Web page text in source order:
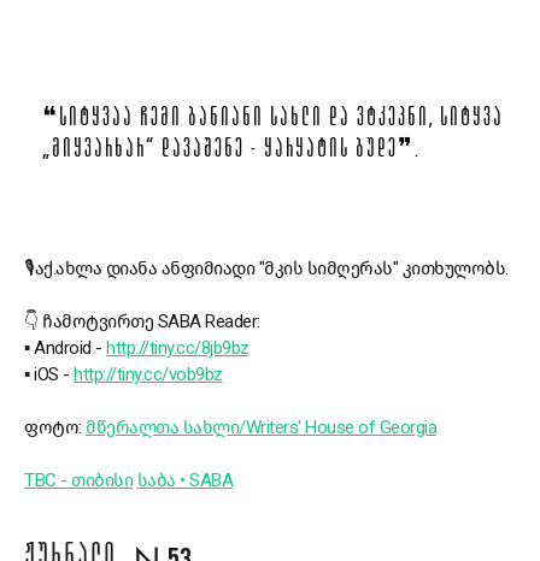
❝ᲡᲘᲢᲧᲕᲐᲐ ᲩᲔᲛᲘ ᲑᲐᲜᲘᲐᲜᲘ ᲡᲐᲮᲚᲘ ᲓᲐ ᲕᲢᲙᲔᲞᲜᲘ, ᲡᲘᲢᲧᲕᲐ
„ᲛᲘᲧᲕᲐᲠᲮᲐᲠ“ ᲓᲐᲕᲐᲨᲔᲜᲔ - ᲧᲐᲠᲧᲐᲢᲘᲡ ᲑᲣᲓᲔ❞.
🎙აქ.ახლა დიანა ანფიმიადი "მკის სიმღერას" კითხულობს.
👇 ჩამოტვირთე SABA Reader:
▪Android - http://tiny.cc/8jb9bz
▪iOS - http://tiny.cc/vob9bz
ფოტო: მწერალთა სახლი/Writers' House of Georgia
TBC - თიბისი საბა • SABA